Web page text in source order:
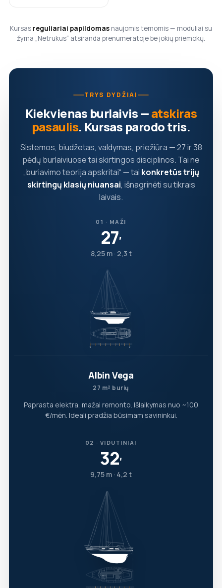
Kursas reguliariai papildomas naujomis temomis — moduliai su
žyma „Netrukus“ atsiranda prenumeratoje be jokių priemokų.
TRYS DYDŽIAI
Kiekvienas burlaivis —atskiras
pasaulis. Kursas parodo tris.
Sistemos, biudžetas, valdymas, priežiūra — 27 ir 38
pėdų burlaiviuose tai skirtingos disciplinos. Tai ne
„buriavimo teorija apskritai“ — tai konkretūs trijų
skirtingų klasių niuansai, išnagrinėti su tikrais
laivais.
01 · MAŽI
27′
8,25 m · 2,3 t
Albin Vega
27 m² burių
Paprasta elektra, mažai remonto. Išlaikymas nuo ~100
€/mėn. Ideali pradžia būsimam savininkui.
02 · VIDUTINIAI
32′
9,75 m · 4,2 t